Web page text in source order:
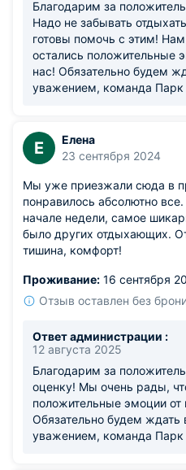
Благодарим за
Надо не забывать
готовы помочь с этим!
остались положительные
нас! Обязательно будем
уважением, команда
Е
Елена
23 сентября 2024
Мы уже приезжали сюда в
понравилось абсолютно
начале недели, самое
было других отдыхающих.
тишина, комфорт!
Проживание: 16 сентября
Отзыв оставлен без
Ответ администрации :
12 августа 2025
Благодарим за
оценку! Мы очень рады,
положительные эмоции от
Обязательно будем ждать
уважением, команда